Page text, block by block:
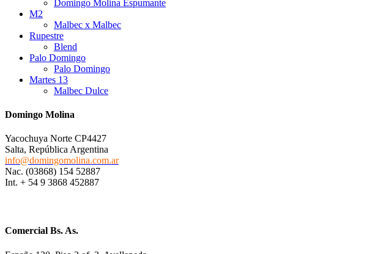
Domingo Molina Espumante
M2
Malbec x Malbec
Rupestre
Blend
Palo Domingo
Palo Domingo
Martes 13
Malbec Dulce
Domingo Molina
Yacochuya Norte CP4427
Salta, República Argentina
info@domingomolina.com.ar
Nac. (03868) 154 52887
Int. + 54 9 3868 452887
Comercial Bs. As.